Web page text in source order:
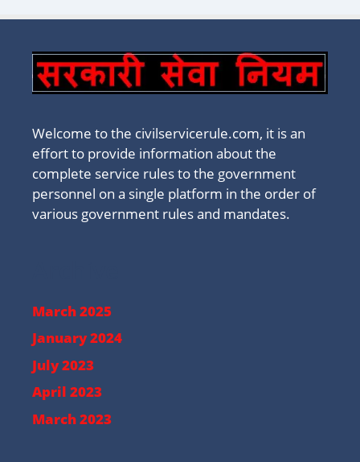
Welcome to the civilservicerule.com, it is an
effort to provide information about the
complete service rules to the government
personnel on a single platform in the order of
various government rules and mandates.
March 2025
January 2024
July 2023
April 2023
March 2023